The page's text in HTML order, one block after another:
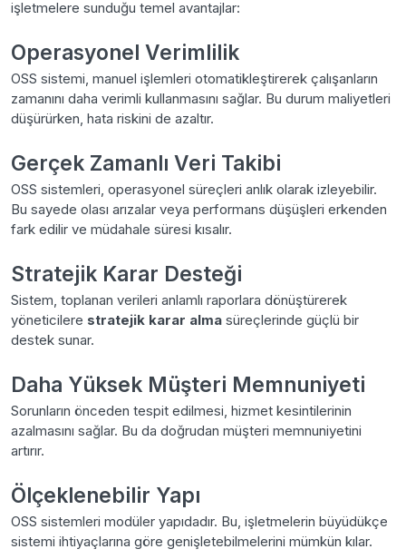
işletmelere sunduğu temel avantajlar:
Operasyonel Verimlilik
OSS sistemi, manuel işlemleri otomatikleştirerek çalışanların
zamanını daha verimli kullanmasını sağlar. Bu durum maliyetleri
düşürürken, hata riskini de azaltır.
Gerçek Zamanlı Veri Takibi
OSS sistemleri, operasyonel süreçleri anlık olarak izleyebilir.
Bu sayede olası arızalar veya performans düşüşleri erkenden
fark edilir ve müdahale süresi kısalır.
Stratejik Karar Desteği
Sistem, toplanan verileri anlamlı raporlara dönüştürerek
yöneticilere stratejik karar alma süreçlerinde güçlü bir
destek sunar.
Daha Yüksek Müşteri Memnuniyeti
Sorunların önceden tespit edilmesi, hizmet kesintilerinin
azalmasını sağlar. Bu da doğrudan müşteri memnuniyetini
artırır.
Ölçeklenebilir Yapı
OSS sistemleri modüler yapıdadır. Bu, işletmelerin büyüdükçe
sistemi ihtiyaçlarına göre genişletebilmelerini mümkün kılar.